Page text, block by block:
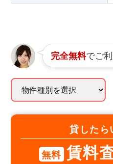
完全無料でご
貸したら
無料 賃料